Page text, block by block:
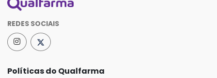
REDES SOCIAIS
Políticas do Qualfarma